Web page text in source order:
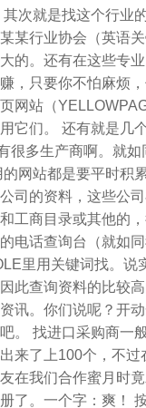
次就是找这个行业
某行业协会（英语
的。还有在这些专
，只要你不怕麻烦
网站（
它们。 还有就是几
很多生产商啊。就
网站都是要平时积
司的资料，这些公
工商目录或其他的
电话查询台（就如
里用关键词找。说
此查询资料的比较
讯。你们说呢？开
。 找进口采购商一
来了上100个，不
在我们合作蜜月时
了。一个字：爽！